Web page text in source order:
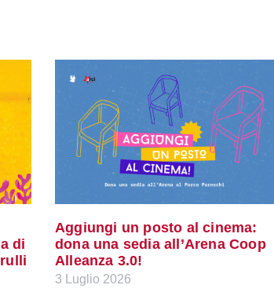
di
Aggiungi un posto al cinema:
dona una sedia all’Arena Coop
Alleanza 3.0!
3 Luglio 2026